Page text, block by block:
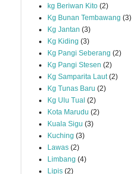
kg Beriwan Kito (2)
Kg Bunan Tembawang (3)
Kg Jantan (3)
Kg Kiding (3)
Kg Pangi Seberang (2)
Kg Pangi Stesen (2)
Kg Samparita Laut (2)
Kg Tunas Baru (2)
Kg Ulu Tual (2)
Kota Marudu (2)
Kuala Sigu (3)
Kuching (3)
Lawas (2)
Limbang (4)
Lipis (2)